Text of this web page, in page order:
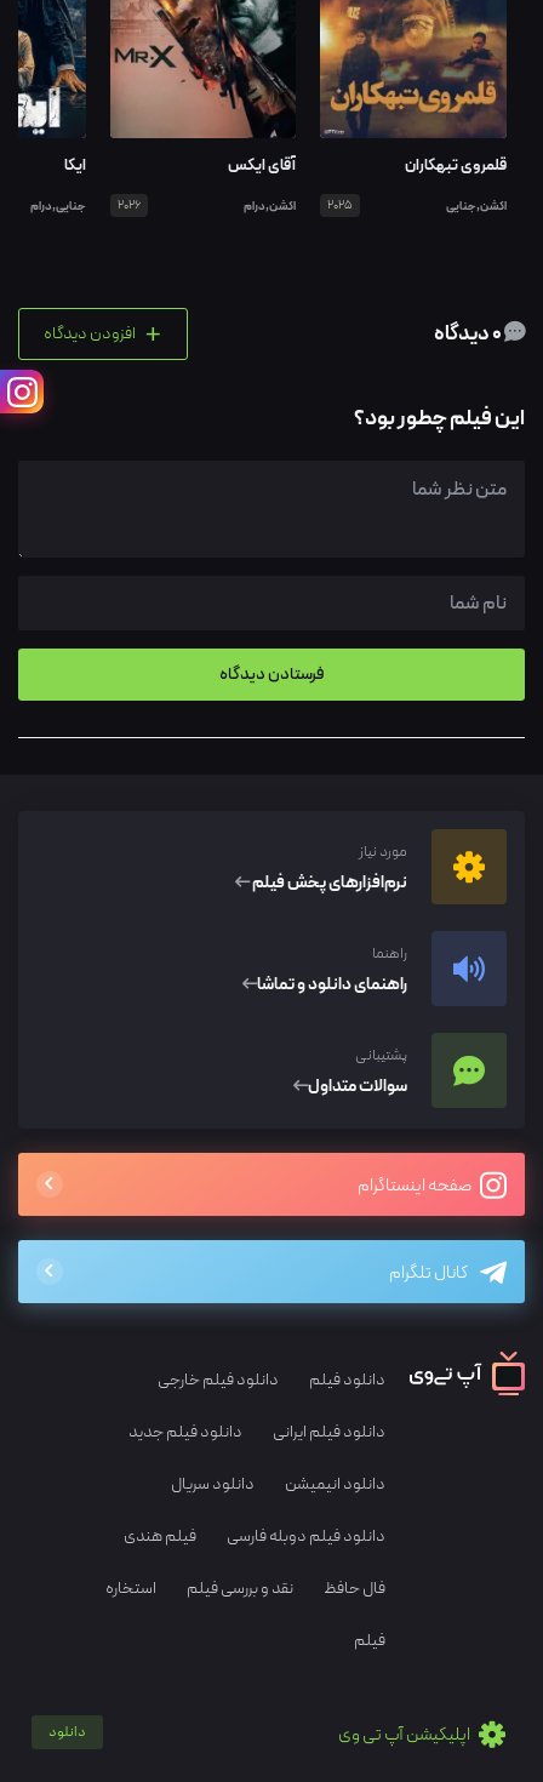
قلمروی تبهکاران
اکشن,جنایی 2025
آقای ایکس
اکشن,درام 2026
ایکا
جنایی,درام
+ افزودن دیدگاه
این فیلم چطور بود؟
مورد نیاز
نرم‌افزار‌های پخش فیلم
راهنما
راهنمای دانلود و تماشا
پشتیبانی
سوالات متداول
صفحه اینستاگرام
کانال تلگرام
دانلود فیلم دانلود فیلم خارجی
دانلود فیلم ایرانی دانلود فیلم جدید
دانلود انیمیشن دانلود سریال
دانلود فیلم دوبله فارسی فیلم هندی
فال حافظ نقد و بررسی فیلم استخاره
فیلم
اپلیکیشن آپ تی وی دانلود